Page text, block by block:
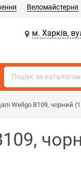
Веломайстерня
м. Харків,
Wellgo B109, чорний